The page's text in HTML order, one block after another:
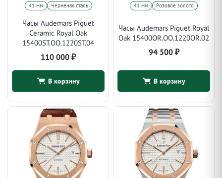
41 мм Черненая сталь
Часы Audemars Piguet
Ceramic Royal Oak
15400ST.OO.1220ST.04
110 000 ₽
В корзину
41 мм Розовое золото
Часы Audemars Piguet Royal
Oak 15400OR.OO.1220OR.02
94 500 ₽
В корзину